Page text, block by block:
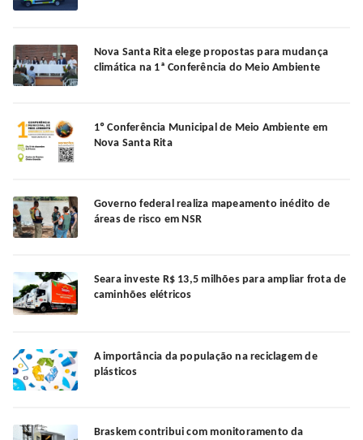
Nova Santa Rita elege propostas para mudança
climática na 1ª Conferência do Meio Ambiente
1º Conferência Municipal de Meio Ambiente em
Nova Santa Rita
Governo federal realiza mapeamento inédito de
áreas de risco em NSR
Seara investe R$ 13,5 milhões para ampliar frota de
caminhões elétricos
A importância da população na reciclagem de
plásticos
Braskem contribui com monitoramento da